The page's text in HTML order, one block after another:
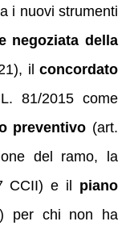
i nuovi strumenti
negoziata della
il concordato
81/2015 come
preventivo (art.
del ramo, la
CCII) e il piano
per chi non ha